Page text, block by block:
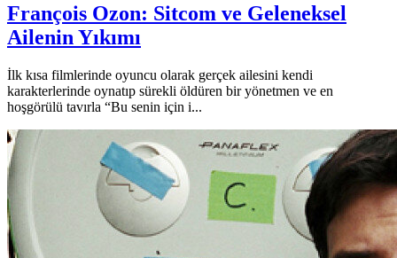
François Ozon: Sitcom ve Geleneksel
Ailenin Yıkımı
İlk kısa filmlerinde oyuncu olarak gerçek ailesini kendi
karakterlerinde oynatıp sürekli öldüren bir yönetmen ve en
hoşgörülü tavırla “Bu senin için i...